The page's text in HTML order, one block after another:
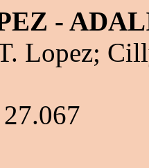
-
Lopez;